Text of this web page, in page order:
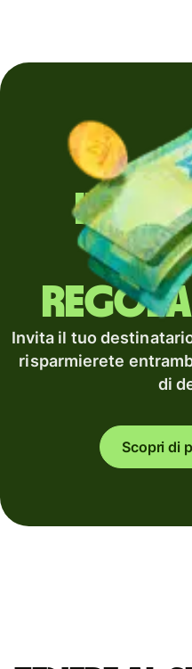
Invii
Invita il tuo
risparmierete
di
Scopri di